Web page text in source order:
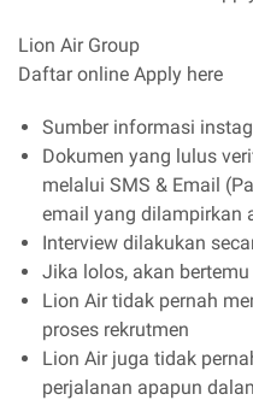
Lion Air Group
Daftar online Apply here
Sumber informasi
Dokumen yang lulus
melalui SMS & Email
email yang dilampirkan
Interview dilakukan
Jika lolos, akan
Lion Air tidak pernah
proses rekrutmen
Lion Air juga tidak
perjalanan apapun